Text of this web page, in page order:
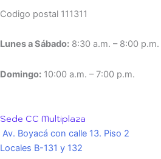
Codigo postal 111311
Lunes a Sábado: 8:30 a.m. – 8:00 p.m.
Domingo: 10:00 a.m. – 7:00 p.m.
Sede CC Multiplaza
Av. Boyacá con calle 13. Piso 2
Locales B-131 y 132